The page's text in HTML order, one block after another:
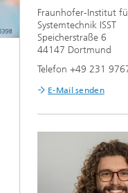
Fraunhofer-Institut
Systemtechnik ISST
Speicherstraße 6
44147 Dortmund
Telefon +49 231
E-Mail senden